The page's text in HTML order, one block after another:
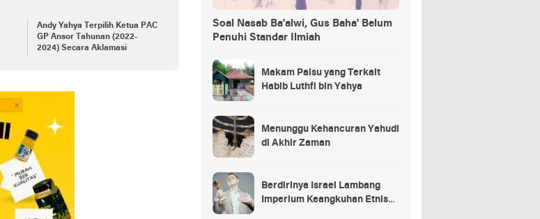
Andy Yahya Terpilih Ketua PAC
GP Ansor Tahunan (2022-
2024) Secara Aklamasi
Soal Nasab Ba'alwi, Gus Baha' Belum
Penuhi Standar Ilmiah
Makam Palsu yang Terkait
Habib Luthfi bin Yahya
Menunggu Kehancuran Yahudi
di Akhir Zaman
Berdirinya Israel Lambang
Imperium Keangkuhan Etnis